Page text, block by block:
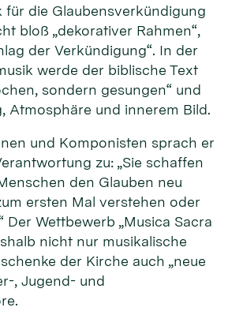
für die Glaubensverkündigung
bloß „dekorativer Rahmen“,
der Verkündigung“. In der
werde der biblische Text
sondern gesungen“ und
Atmosphäre und innerem Bild.
und Komponisten sprach er
zu: „Sie schaffen
den Glauben neu
ersten Mal verstehen oder
Der Wettbewerb „Musica Sacra
nicht nur musikalische
der Kirche auch „neue
, Jugend- und